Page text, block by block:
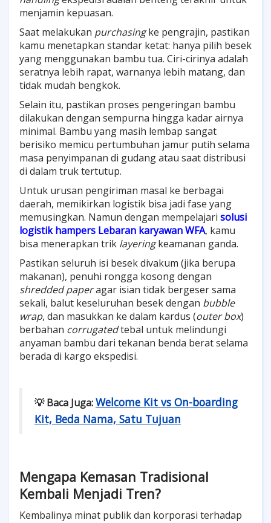
menjamin kepuasan.
Saat melakukan purchasingke pengrajin, pastikan
kamu menetapkan standar ketat: hanya pilih besek
yang menggunakan bambu tua. Ciri-cirinya adalah
seratnya lebih rapat, warnanya lebih matang, dan
tidak mudah bengkok.
Selain itu, pastikan proses pengeringan bambu
dilakukan dengan sempurna hingga kadar airnya
minimal. Bambu yang masih lembap sangat
berisiko memicu pertumbuhan jamur putih selama
masa penyimpanan di gudang atau saat distribusi
di dalam truk tertutup.
Untuk urusan pengiriman masal ke berbagai
daerah, memikirkan logistik bisa jadi fase yang
memusingkan. Namun dengan mempelajari solusi
logistik hampers Lebaran karyawan WFA, kamu
bisa menerapkan trik layeringkeamanan ganda.
Pastikan seluruh isi besek divakum (jika berupa
makanan), penuhi rongga kosong dengan
shredded paperagar isian tidak bergeser sama
sekali, balut keseluruhan besek dengan bubble
wrap, dan masukkan ke dalam kardus (outer box)
berbahan corrugatedtebal untuk melindungi
anyaman bambu dari tekanan benda berat selama
berada di kargo ekspedisi.
💡 Baca Juga:Welcome Kit vs On-boarding
Kit, Beda Nama, Satu Tujuan
Mengapa Kemasan Tradisional
Kembali Menjadi Tren?
Kembalinya minat publik dan korporasi terhadap